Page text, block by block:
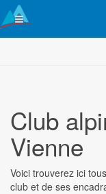
Club
Vienne
Voici trouverez ici
club et de ses